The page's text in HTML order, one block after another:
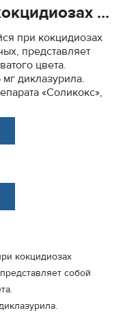
...
при кокцидиозах
представляет
цвета.
диклазурила.
«Соликокс»,
кокцидиозах
собой